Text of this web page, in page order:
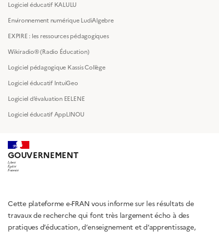
Logiciel éducatif KALULU
Environnement numérique LudiAlgebre
EXPIRE : les ressources pédagogiques
Wikiradio® (Radio Éducation)
Logiciel pédagogique Kassis Collège
Logiciel éducatif IntuiGeo
Logiciel d’évaluation EELENE
Logiciel éducatif AppLINOU
GOUVERNEMENT
Liberté
Égalité
Fraternité
Cette plateforme e-FRAN vous informe sur les résultats de
travaux de recherche qui font très largement écho à des
pratiques d’éducation, d’enseignement et d’apprentissage,